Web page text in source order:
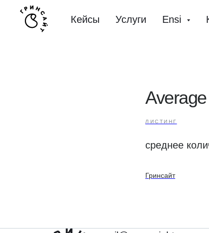
Кейсы Услуги Ensi
ЛИСТИНГ
среднее
Гринсайт